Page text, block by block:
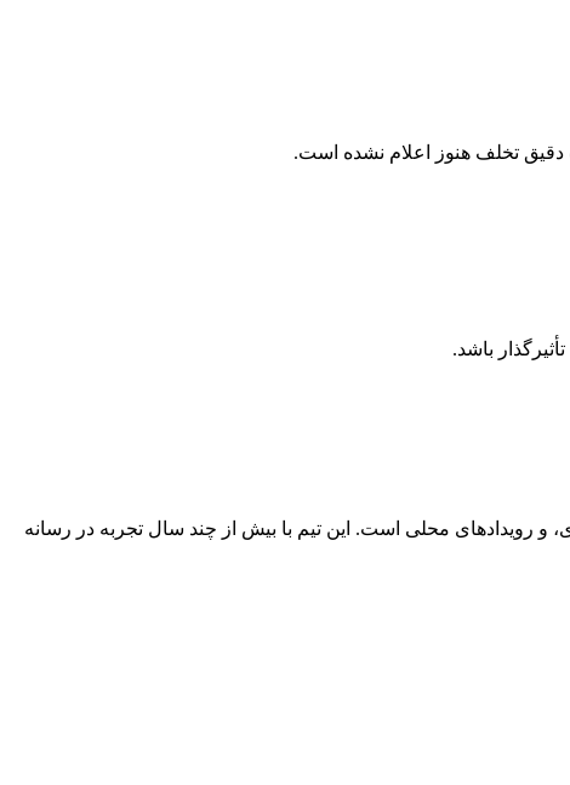
تخلف هنوز اعلام نشده است.
باشد.
و رویدادهای محلی است. این تیم با بیش از چند سال تجربه در رسانه‌